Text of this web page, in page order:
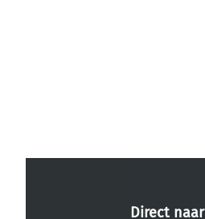
Direct naar